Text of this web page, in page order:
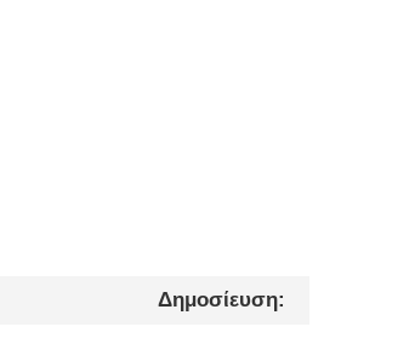
Δημοσίευση: